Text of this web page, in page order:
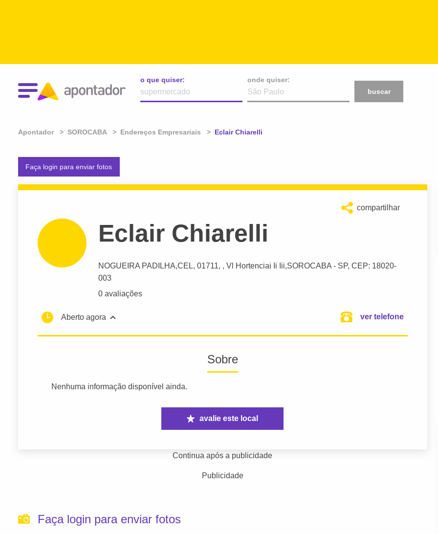
o que quiser:
onde quiser:
buscar
Apontador SOROCABA Endereços Empresariais Atual:
Eclair Chiarelli
Faça login para enviar fotos
compartilhar
Eclair Chiarelli
NOGUEIRA PADILHA,CEL, 01711, , Vl Hortenciai Ii Iii,SOROCABA- SP, CEP: 18020-
003
0 avaliações
Aberto agora ver telefone
Sobre
Nenhuma informação disponível ainda.
avalie este local
Continua após a publicidade
Publicidade
Faça login para enviar fotos